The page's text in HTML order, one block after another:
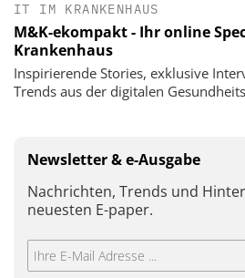
IT IM KRANKENHAUS
M&K-ekompakt - Ihr online
Krankenhaus
Inspirierende Stories, exklusive
Trends aus der digitalen
Newsletter & e-Ausgabe
Nachrichten, Trends und
neuesten E-paper.